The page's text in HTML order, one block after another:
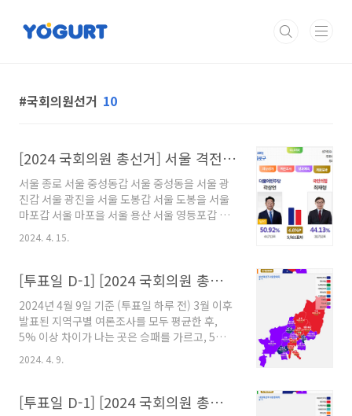
국회의원선거 10
[2024 국회의원 총선거] 서울 격전지 개표결과
서울 종로 서울 중성동갑 서울 중성동을 서울 광
진갑 서울 광진을 서울 도봉갑 서울 도봉을 서울
마포갑 서울 마포을 서울 용산 서울 영등포갑 서
울 영등포을 서울 양천갑 서울 동작갑 서울 동작
을 서울 송파병 서울 강동갑 ※ 아래 앱을 설치하
있습니다.
id=me.yogurthelp.election 선거끝판
왕-2024국회의원선거개표결과 - Google Play
앱 2024년 국회의원 선거 정보 / 역대 국회의원 /
대통령 선거 개표 결과 play.google.com
2024. 4. 15.
[투표일 D-1] [2024 국회의원 총선거] 부산 울산 경남 의석 예측
2024년 4월 9일 기준 (투표일 하루 전) 3월 이후
발표된 지역구별 여론조사를 모두 평균한 후,
5% 이상 차이가 나는 곳은 승패를 가르고, 5%
미만 차이가 나는 곳은 경합지역으로 판정하였습
니다. 여론조사가 없는 곳은 지난 총선 결과를 반
니다. (본 예측 결과는 실제 개표 결과와 다를 수
2024. 4. 9.
[투표일 D-1] [2024 국회의원 총선거] 수도권 의석 예측